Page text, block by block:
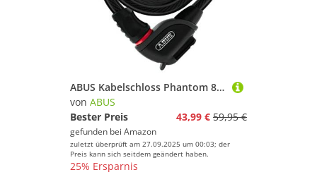
ABUS Kabelschloss Phantom 8950/180 TexFL - Fahrradschloss-Set mit Halterung TexFL für den Rahmen des Fahrrads - 12/15 mm - ABUS Sicherheitslevel 5 - Schwarz
von ABUS
Bester Preis
43,99 € 59,95 €
gefunden bei Amazon
zuletzt überprüft am 27.09.2025 um 00:03; der
Preis kann sich seitdem geändert haben.
25% Ersparnis